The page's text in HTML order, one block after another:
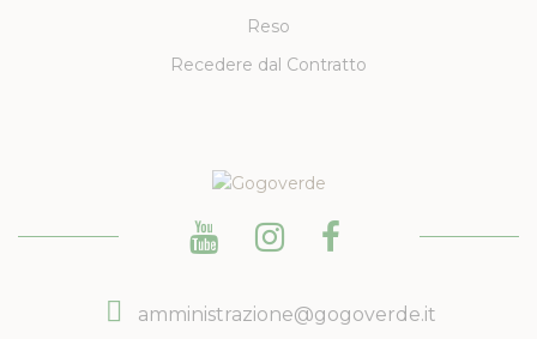
Reso
Recedere dal Contratto
amministrazione@gogoverde.it